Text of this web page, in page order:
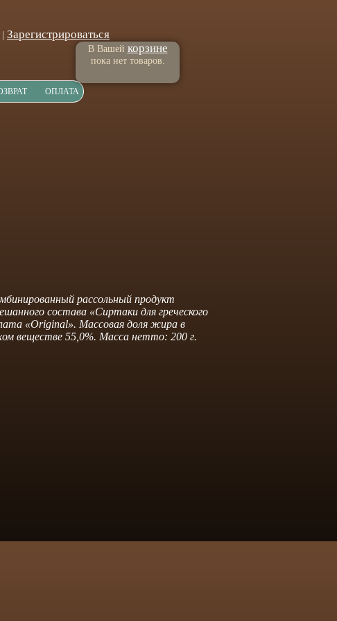
ОПЛАТА
Зарегистрироваться
В Вашей корзине
пока нет товаров.
рассольный продукт
состава «Сиртаки для греческого
«Original». Массовая доля жира в
веществе 55,0%. Масса нетто: 200 г.